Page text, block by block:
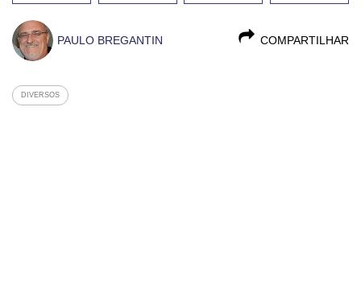
COMPARTILHAR
PAULO BREGANTIN
DIVERSOS